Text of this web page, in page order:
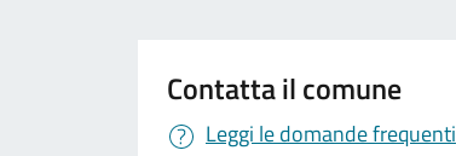
Contatta il comune
Leggi le domande frequenti